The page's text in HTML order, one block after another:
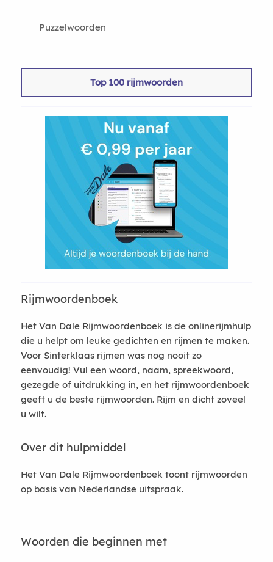
Puzzelwoorden
Top 100 rijmwoorden
Rijmwoordenboek
Het Van Dale Rijmwoordenboek is de onlinerijmhulp
die u helpt om leuke gedichten en rijmen te maken.
Voor Sinterklaas rijmen was nog nooit zo
eenvoudig! Vul een woord, naam, spreekwoord,
gezegde of uitdrukking in, en het rijmwoordenboek
geeft u de beste rijmwoorden. Rijm en dicht zoveel
u wilt.
Over dit hulpmiddel
Het Van Dale Rijmwoordenboek toont rijmwoorden
op basis van Nederlandse uitspraak.
Woorden die beginnen met